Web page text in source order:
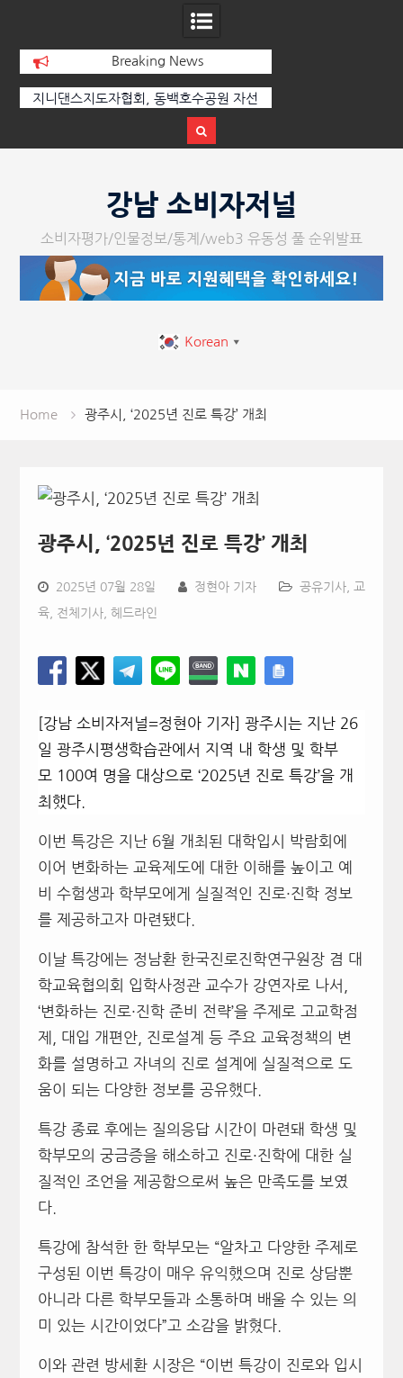
Breaking News
지니댄스지도자협회, 동백호수공원 자선
강남 소비자저널
소비자평가/인물정보/통계/web3 유동성 풀 순위발표
Korean ▼
Home 광주시, ‘2025년 진로 특강’ 개최
광주시, ‘2025년 진로 특강’ 개최
2025년 07월 28일 정현아 기자 공유기사, 교
육, 전체기사, 헤드라인
[강남 소비자저널=정현아 기자] 광주시는 지난 26
일 광주시평생학습관에서 지역 내 학생 및 학부
모 100여 명을 대상으로 ‘2025년 진로 특강’을 개
최했다.
이번 특강은 지난 6월 개최된 대학입시 박람회에
이어 변화하는 교육제도에 대한 이해를 높이고 예
비 수험생과 학부모에게 실질적인 진로·진학 정보
를 제공하고자 마련됐다.
이날 특강에는 정남환 한국진로진학연구원장 겸 대
학교육협의회 입학사정관 교수가 강연자로 나서,
‘변화하는 진로·진학 준비 전략’을 주제로 고교학점
제, 대입 개편안, 진로설계 등 주요 교육정책의 변
화를 설명하고 자녀의 진로 설계에 실질적으로 도
움이 되는 다양한 정보를 공유했다.
특강 종료 후에는 질의응답 시간이 마련돼 학생 및
학부모의 궁금증을 해소하고 진로·진학에 대한 실
질적인 조언을 제공함으로써 높은 만족도를 보였
다.
특강에 참석한 한 학부모는 “알차고 다양한 주제로
구성된 이번 특강이 매우 유익했으며 진로 상담뿐
아니라 다른 학부모들과 소통하며 배울 수 있는 의
미 있는 시간이었다”고 소감을 밝혔다.
이와 관련 방세환 시장은 “이번 특강이 진로와 입시